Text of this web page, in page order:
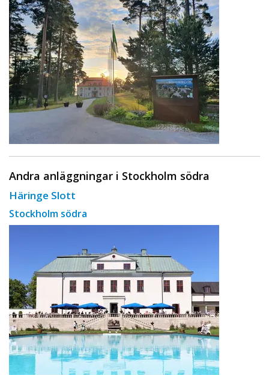
Andra anläggningar i Stockholm södra
Häringe Slott
Stockholm södra